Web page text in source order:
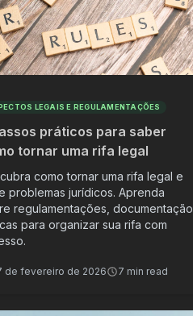
LEGAIS E REGULAMENTAÇÕES
práticos para saber
tornar uma rifa legal
como tornar uma rifa legal e
problemas jurídicos. Aprenda
regulamentações, documentação
para organizar sua rifa com
de fevereiro de 2026 7 min read